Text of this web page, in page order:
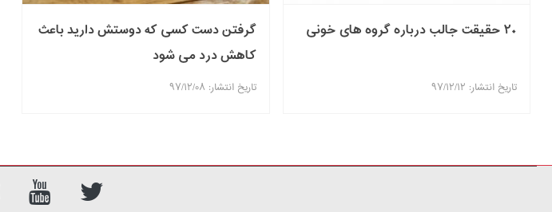
۲۰ حقیقت جالب درباره گروه های خونی
تاریخ انتشار: ۹۷/۱۲/۱۲
گرفتن دست کسی که دوستش دارید باعث
کاهش درد می شود
تاریخ انتشار: ۹۷/۱۲/۰۸

